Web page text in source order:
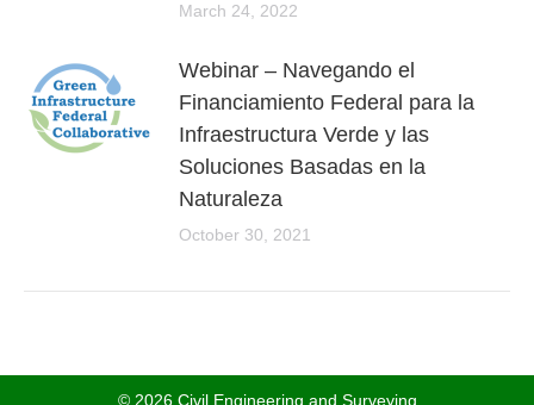
March 24, 2022
Webinar – Navegando el
Financiamiento Federal para la
Infraestructura Verde y las
Soluciones Basadas en la
Naturaleza
October 30, 2021
© 2026 Civil Engineering and Surveying